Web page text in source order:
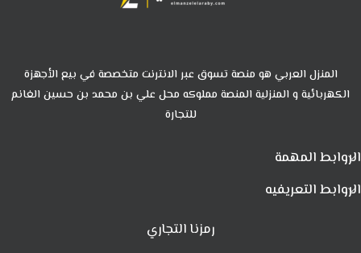
المنزل العربي هو منصة تسوق عبر الانترنت متخصصة في بيع الأجهزة
الكهربائية و المنزلية المنصة مملوكه محل علي بن محمد بن حسين الغانم
للتجارة
الروابط المهمة
الروابط التعريفيه
رمزنا التجاري